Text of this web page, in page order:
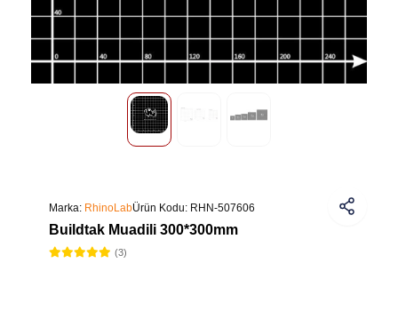
Marka: RhinoLabÜrün Kodu: RHN-507606
Buildtak Muadili 300*300mm
(3)